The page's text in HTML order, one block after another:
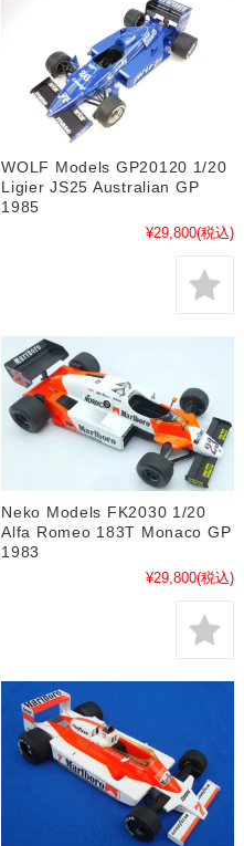
WOLF Models GP20120 1/20
Ligier JS25 Australian GP
1985
¥29,800(税込)
Neko Models FK2030 1/20
Alfa Romeo 183T Monaco GP
1983
¥29,800(税込)